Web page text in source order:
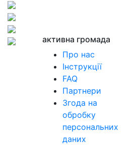
активна громада
Про нас
Інструкції
FAQ
Партнери
Згода на
обробку
персональних
даних